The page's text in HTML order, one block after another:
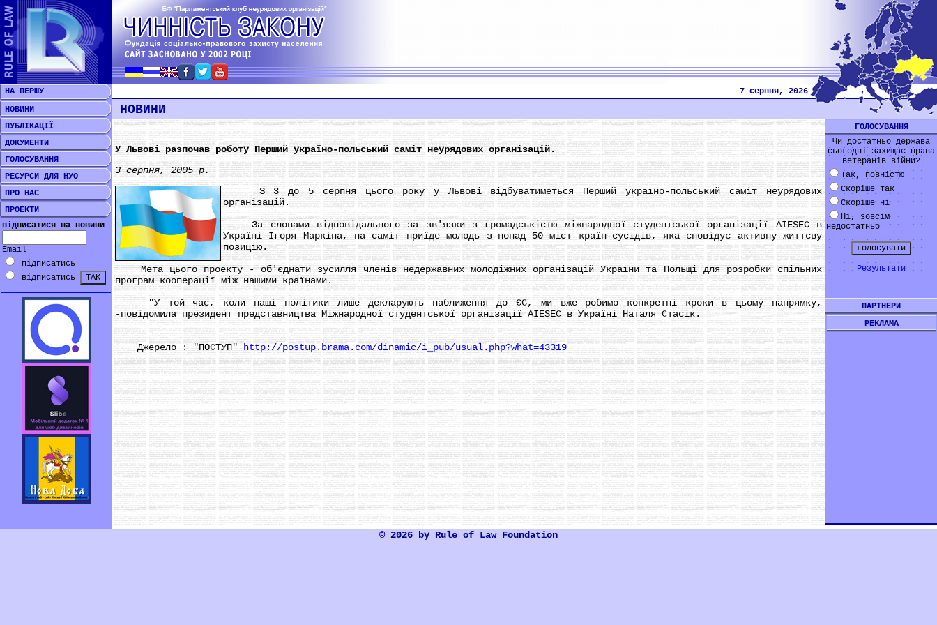
НА ПЕРШУ
7 серпня, 2026
НОВИНИ
ПУБЛІКАЦІЇ
ДОКУМЕНТИ
ГОЛОСУВАННЯ
РЕСУРСИ ДЛЯ НУО
ПРО НАС
ПРОЕКТИ
підписатися на новини
Email
підписатись
відписатись
НОВИНИ
У Львові разпочав роботу Перший україно-польський саміт неурядових організацій.
3 серпня, 2005 р.
З 3 до 5 серпня цього року у Львові відбуватиметься Перший україно-польський саміт неурядових
організацій.
За словами відповідального за зв'язки з громадськістю міжнародної студентської організації AIESEC в
Україні Ігоря Маркіна, на саміт приїде молодь з-понад 50 міст країн-сусідів, яка сповідує активну життєву
позицію.
Мета цього проекту - об'єднати зусилля членів недержавних молодіжних організацій України та Польщі для розробки спільних
програм кооперації між нашими країнами.
"У той час, коли наші політики лише декларують наближення до ЄС, ми вже робимо конкретні кроки в цьому напрямку,
-повідомила президент представництва Міжнародної студентської організації AIESEC в Україні Наталя Стасік.
Джерело : "ПОСТУП"http://postup.brama.com/dinamic/i_pub/usual.php?what=43319
ГОЛОСУВАННЯ
Чи достатньо держава
сьогодні захищає права
ветеранів війни?
Так, повністю
Скоріше так
Скоріше ні
Ні, зовсім
недостатньо
Результати
ПАРТНЕРИ
РЕКЛАМА
© 2026 by Rule of Law Foundation